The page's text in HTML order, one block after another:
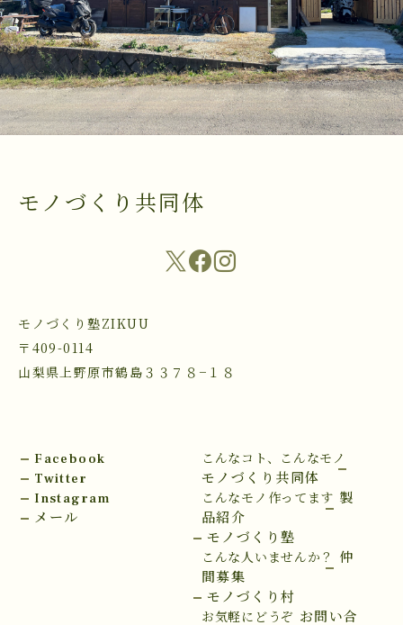
モノづくり共同体
モノづくり塾ZIKUU
〒409-0114
山梨県上野原市鶴島３３７８−１８
Facebook
Twitter
Instagram
メール
こんなコト、こんなモノ
モノづくり共同体
こんなモノ作ってます 製
品紹介
モノづくり塾
こんな人いませんか？
仲
間募集
モノづくり村
お気軽にどうぞ お問い合